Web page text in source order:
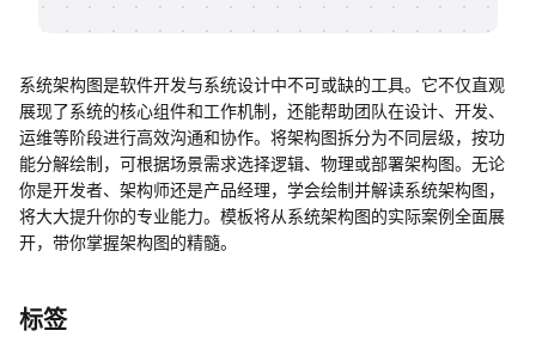
系统架构图是软件开发与系统设计中不可或缺的工具。它不仅直观
展现了系统的核心组件和工作机制，还能帮助团队在设计、开发、
运维等阶段进行高效沟通和协作。将架构图拆分为不同层级，按功
能分解绘制，可根据场景需求选择逻辑、物理或部署架构图。无论
你是开发者、架构师还是产品经理，学会绘制并解读系统架构图，
将大大提升你的专业能力。模板将从系统架构图的实际案例全面展
开，带你掌握架构图的精髓。
标签